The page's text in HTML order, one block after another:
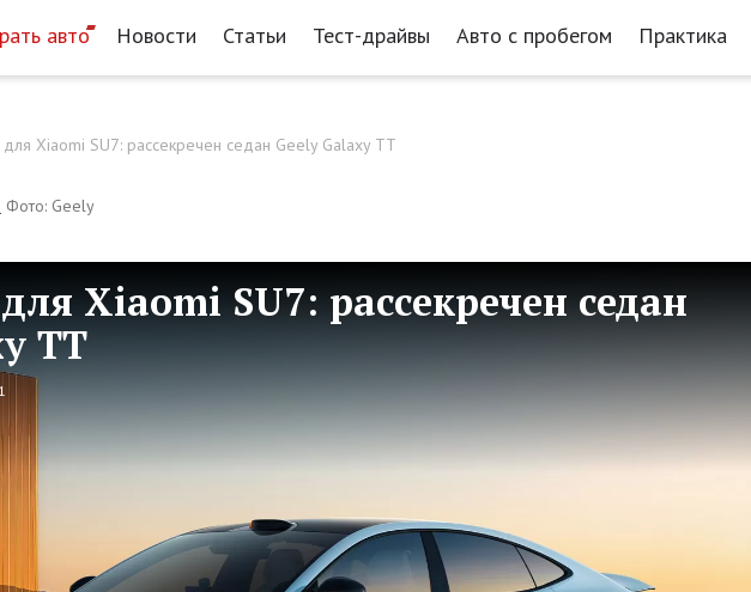
авто Новости Статьи Тест-драйвы Авто с пробегом Практика
для Xiaomi SU7: рассекречен седан Geely Galaxy TT
Фото: Geely
Xiaomi SU7: рассекречен седан
TT
1